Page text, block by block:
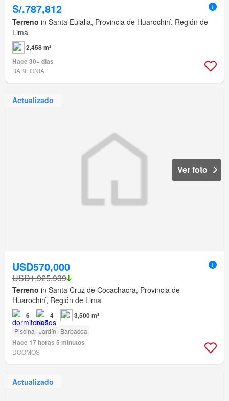
S/.787,812
Terreno in Santa Eulalia, Provincia de Huarochirí, Región de
Lima
2,458 m²
Hace 30+ días
BABILONIA
Actualizado
Ver foto
USD570,000
USD1,925,939
Terreno in Santa Cruz de Cocachacra, Provincia de
Huarochirí, Región de Lima
6 4 3,500 m²
Piscina Jardín Barbacoa
Hace 17 horas 5 minutos
DOOMOS
Actualizado